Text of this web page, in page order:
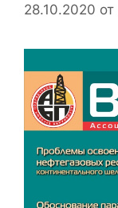
28.10.2020 от